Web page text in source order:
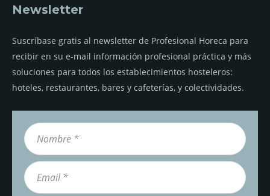
Newsletter
Suscríbase gratis al newsletter de Profesional Horeca para
recibir en su e-mail información profesional práctica y más
soluciones para todos los establecimientos hosteleros:
hoteles, restaurantes, bares y cafeterías, y colectividades.